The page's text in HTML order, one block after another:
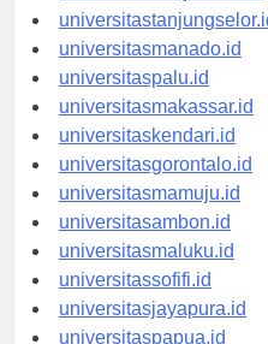
universitasbanjarbaru.id
universitastanjungselor.id
universitasmanado.id
universitaspalu.id
universitasmakassar.id
universitaskendari.id
universitasgorontalo.id
universitasmamuju.id
universitasambon.id
universitasmaluku.id
universitassofifi.id
universitasjayapura.id